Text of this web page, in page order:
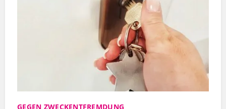
GEGEN ZWECKENTFREMDUNG